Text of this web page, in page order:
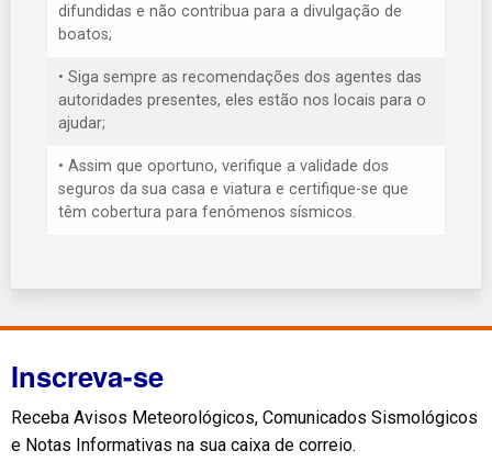
difundidas e não contribua para a divulgação de
boatos;
• Siga sempre as recomendações dos agentes das
autoridades presentes, eles estão nos locais para o
ajudar;
• Assim que oportuno, verifique a validade dos
seguros da sua casa e viatura e certifique-se que
têm cobertura para fenómenos sísmicos.
Inscreva-se
Receba Avisos Meteorológicos, Comunicados Sismológicos
e Notas Informativas na sua caixa de correio.